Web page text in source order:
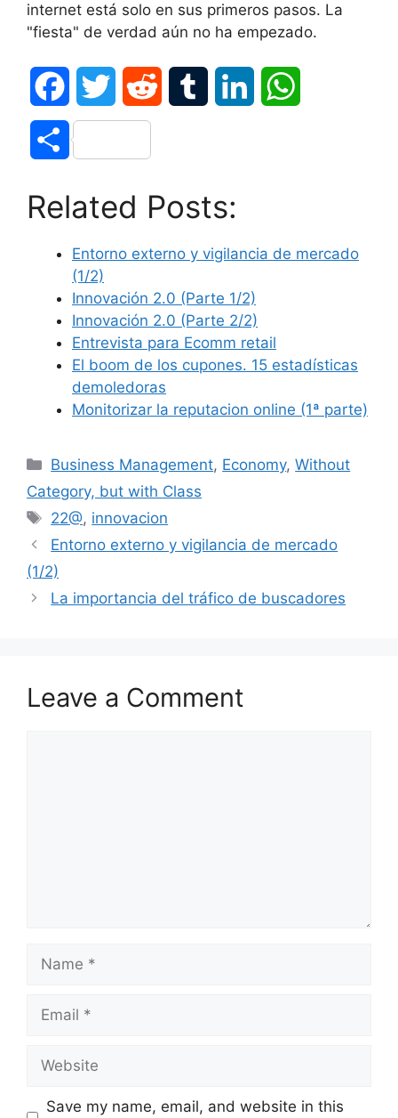
internet está solo en sus primeros pasos. La
"fiesta" de verdad aún no ha empezado.
a
c
e
o
o
k
w
i
t
r
d b
I
n p
S
a
r
e
Related Posts:
Entorno externo y vigilancia de mercado
(1/2)
Innovación 2.0 (Parte 1/2)
Innovación 2.0 (Parte 2/2)
Entrevista para Ecomm retail
El boom de los cupones. 15 estadísticas
demoledoras
Monitorizar la reputacion online (1ª parte)
Business Management, Economy,Without
Category, but with Class
22@, innovacion
Entorno externo y vigilancia de mercado
(1/2)
La importancia del tráfico de buscadores
Leave a Comment
Save my name, email, and website in this